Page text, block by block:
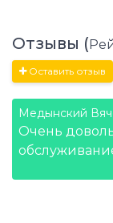
Отзывы (
Оставить отзыв
Медынский
Очень